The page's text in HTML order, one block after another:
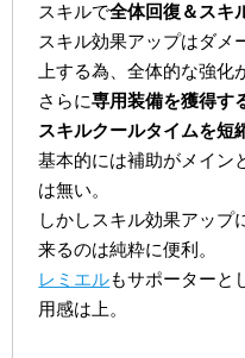
スキルで全体回復＆スキ
スキル効果アップはダメ
上する為、全体的な強化
さらに専用装備を獲得す
スキルクールタイムを短
基本的には補助がメイン
は無い。
しかしスキル効果アップ
来るのは純粋に便利。
レミエルもサポーターと
用感は上。